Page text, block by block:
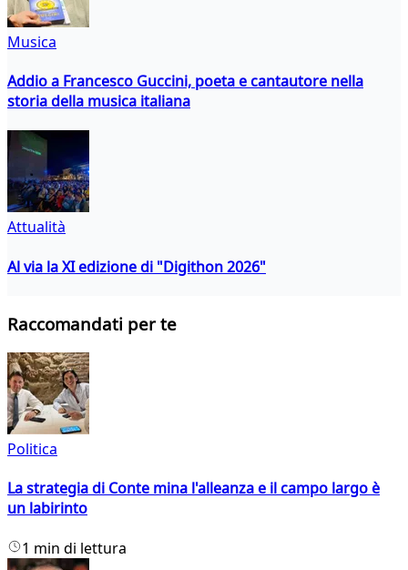
Musica
Addio a Francesco Guccini, poeta e cantautore nella
storia della musica italiana
Attualità
Al via la XI edizione di "Digithon 2026"
Raccomandati per te
Politica
La strategia di Conte mina l'alleanza e il campo largo è
un labirinto
1 min di lettura